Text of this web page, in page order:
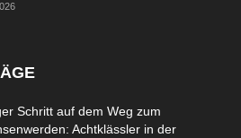
Schritt auf dem Weg zum
Achtklässler in der